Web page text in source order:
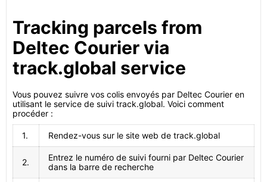
Tracking parcels from
Deltec Courier via
track.global service
Vous pouvez suivre vos colis envoyés par Deltec Courier en
utilisant le service de suivi track.global. Voici comment
procéder :
1. Rendez-vous sur le site web de track.global
2.
Entrez le numéro de suivi fourni par Deltec Courier
dans la barre de recherche